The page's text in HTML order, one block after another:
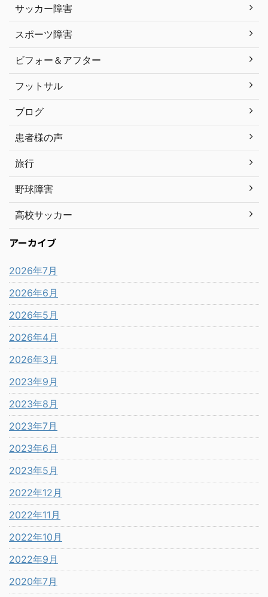
サッカー障害
スポーツ障害
ビフォー＆アフター
フットサル
ブログ
患者様の声
旅行
野球障害
高校サッカー
アーカイブ
2026年7月
2026年6月
2026年5月
2026年4月
2026年3月
2023年9月
2023年8月
2023年7月
2023年6月
2023年5月
2022年12月
2022年11月
2022年10月
2022年9月
2020年7月